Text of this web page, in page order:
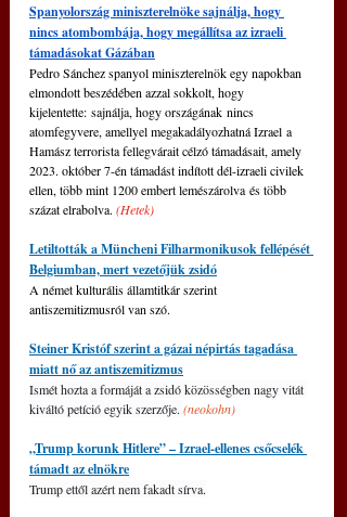
Spanyolország miniszterelnöke sajnálja, hogy
nincs atombombája, hogy megállítsa az izraeli
támadásokat Gázában
Pedro Sánchez spanyol miniszterelnök egy napokban
elmondott beszédében azzal sokkolt, hogy
kijelentette: sajnálja, hogy országának nincs
atomfegyvere, amellyel megakadályozhatná Izrael a
Hamász terrorista fellegvárait célzó támadásait, amely
2023. október 7-én támadást indított dél-izraeli civilek
ellen, több mint 1200 embert lemészárolva és több
százat elrabolva. (Hetek)
Letiltották a Müncheni Filharmonikusok fellépését
Belgiumban, mert vezetőjük zsidó
A német kulturális államtitkár szerint
antiszemitizmusról van szó.
Steiner Kristóf szerint a gázai népirtás tagadása
miatt nő az antiszemitizmus
Ismét hozta a formáját a zsidó közösségben nagy vitát
kiváltó petíció egyik szerzője. (neokohn)
„Trump korunk Hitlere” – Izrael-ellenes csőcselék
támadt az elnökre
Trump ettől azért nem fakadt sírva.